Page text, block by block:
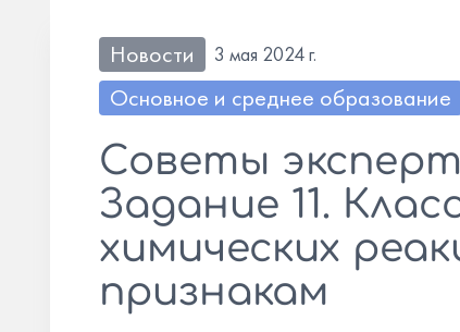
Новости 3 мая 2024 г.
Основное и среднее образование
Советы
Задание 11.
химических
признакам